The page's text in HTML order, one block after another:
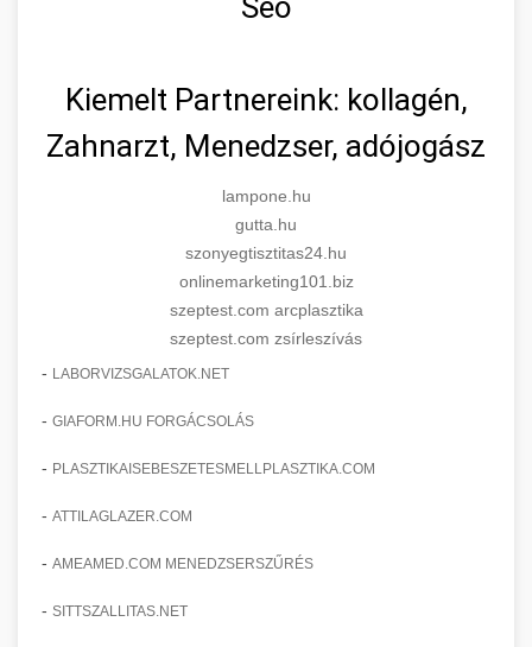
Seo
Kiemelt Partnereink: kollagén,
Zahnarzt, Menedzser, adójogász
lampone.hu
gutta.hu
szonyegtisztitas24.hu
onlinemarketing101.biz
szeptest.com arcplasztika
szeptest.com zsírleszívás
- LABORVIZSGALATOK.NET
- GIAFORM.HU FORGÁCSOLÁS
- PLASZTIKAISEBESZETESMELLPLASZTIKA.COM
- ATTILAGLAZER.COM
- AMEAMED.COM MENEDZSERSZŰRÉS
- SITTSZALLITAS.NET